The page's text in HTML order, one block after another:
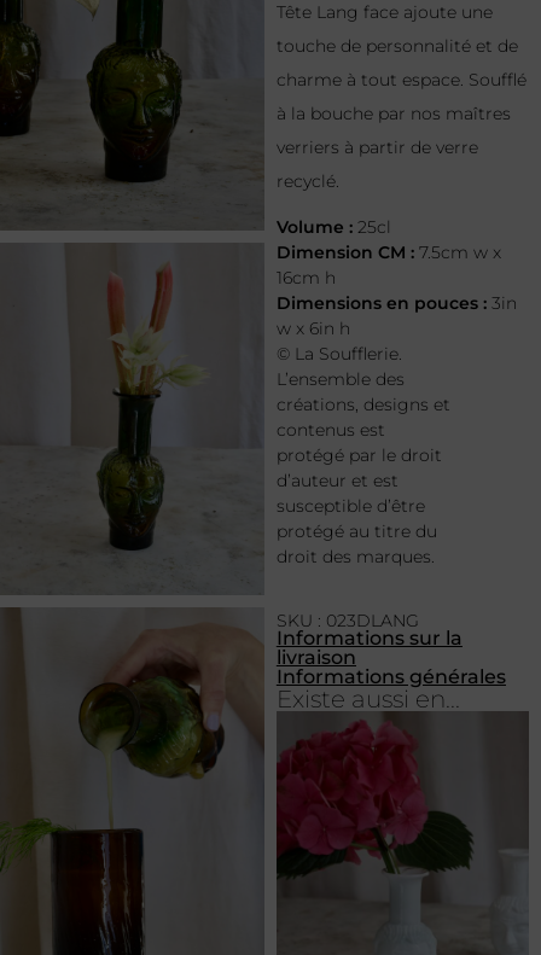
Tête Lang face ajoute une
touche de personnalité et de
charme à tout espace. Soufflé
à la bouche par nos maîtres
verriers à partir de verre
recyclé.
Volume : 25cl
Dimension CM : 7.5cm w x
16cm h
Dimensions en pouces : 3in
w x 6in h
© La Soufflerie.
L’ensemble des
créations, designs et
contenus est
protégé par le droit
d’auteur et est
susceptible d’être
protégé au titre du
droit des marques.
SKU : 023DLANG
Informations sur la
livraison
Informations générales
Existe aussi en...